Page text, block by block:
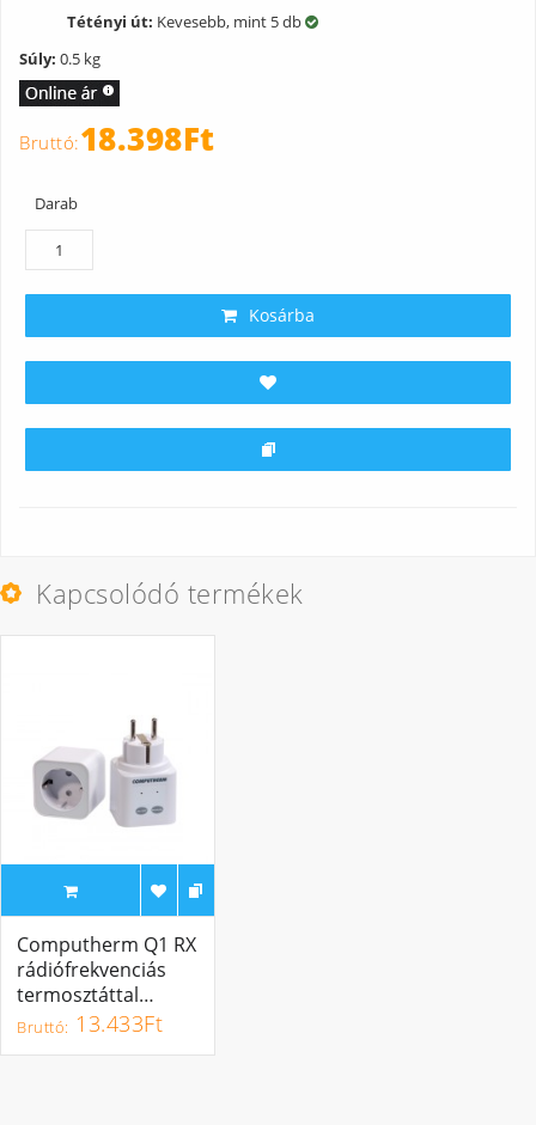
annak a kimeneti feszülltsége 1,2V !!! - Elem nem tartozék!!!
Mivel a kapcsolási érzékenység 0,2°C viszont a kijelző csak 0,5°C-os
lépésben jelez így a készülék kerekítve mutatja a hőmérsékletet. A
beállított egyéni kód biztosítja. Egy lakáson belűl több kézsülék is
Tétényi út: Kevesebb, mint 5 db
Súly: 0.5 kg
18.398Ft
Darab
Kosárba
Kapcsolódó termékek
Computherm Q1 RX
rádiófrekvenciás
termosztáttal
vezérelt dugalj
13.433Ft